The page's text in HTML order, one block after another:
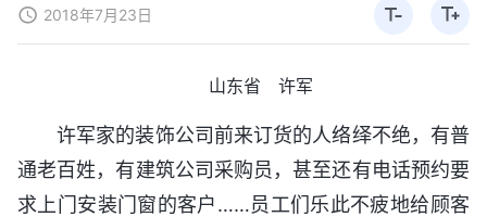
2018年7月23日
山东省 许军
许军家的装饰公司前来订货的人络绎不绝，有普
通老百姓，有建筑公司采购员，甚至还有电话预约要
求上门安装门窗的客户……员工们乐此不疲地给顾客